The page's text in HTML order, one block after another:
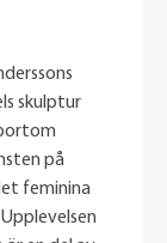
skulptur
på
feminina